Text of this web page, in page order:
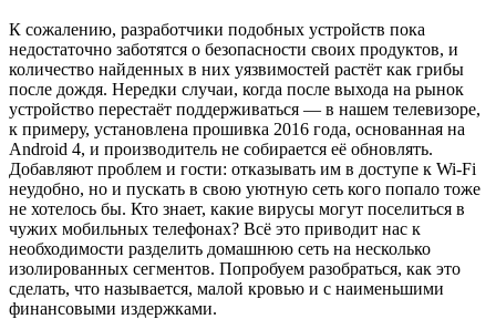
К сожалению, разработчики подобных устройств пока
недостаточно заботятся о безопасности своих продуктов, и
количество найденных в них уязвимостей растёт как грибы
после дождя. Нередки случаи, когда после выхода на рынок
устройство перестаёт поддерживаться — в нашем телевизоре,
к примеру, установлена прошивка 2016 года, основанная на
Android 4, и производитель не собирается её обновлять.
Добавляют проблем и гости: отказывать им в доступе к Wi-Fi
неудобно, но и пускать в свою уютную сеть кого попало тоже
не хотелось бы. Кто знает, какие вирусы могут поселиться в
чужих мобильных телефонах? Всё это приводит нас к
необходимости разделить домашнюю сеть на несколько
изолированных сегментов. Попробуем разобраться, как это
сделать, что называется, малой кровью и с наименьшими
финансовыми издержками.